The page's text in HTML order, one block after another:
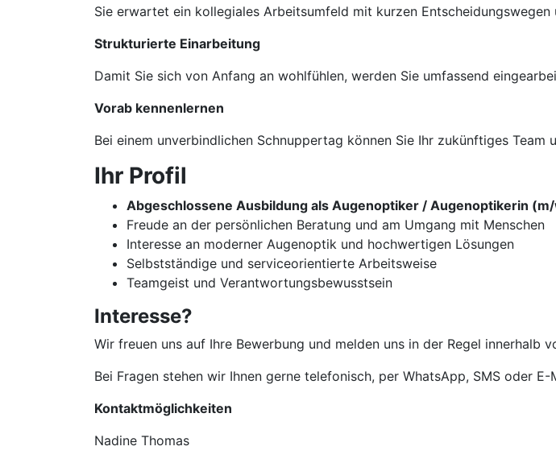
Sie erwartet ein kollegiales Arbeitsumfeld mit kurzen
Strukturierte Einarbeitung
Damit Sie sich von Anfang an wohlfühlen, werden Sie umfassend
Vorab kennenlernen
Bei einem unverbindlichen Schnuppertag können Sie Ihr zukünftiges
Ihr Profil
Abgeschlossene Ausbildung als Augenoptiker / Augenoptikerin
Freude an der persönlichen Beratung und am Umgang mit Menschen
Interesse an moderner Augenoptik und hochwertigen Lösungen
Selbstständige und serviceorientierte Arbeitsweise
Teamgeist und Verantwortungsbewusstsein
Interesse?
Wir freuen uns auf Ihre Bewerbung und melden uns in der Regel innerhalb
Bei Fragen stehen wir Ihnen gerne telefonisch, per WhatsApp, SMS oder
Kontaktmöglichkeiten
Nadine Thomas